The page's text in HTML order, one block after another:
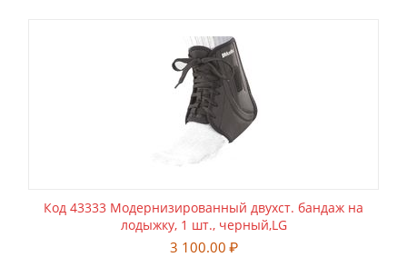
Код 43333 Модернизированный двухст. бандаж на
лодыжку, 1 шт., черный,LG
3 100.00 ₽